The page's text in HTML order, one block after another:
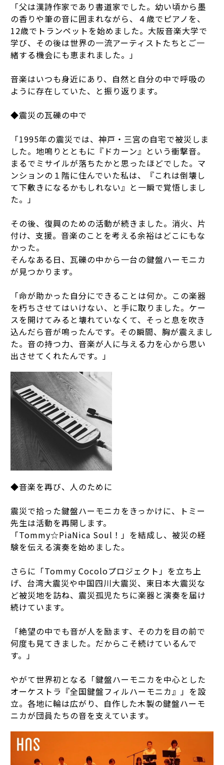
「父は漢詩作家であり書道家でした。幼い頃から墨
の香りや筆の音に囲まれながら、４歳でピアノを、
12歳でトランペットを始めました。大阪音楽大学で
学び、その後は世界の一流アーティストたちとご一
緒する機会にも恵まれました。」
音楽はいつも身近にあり、自然と自分の中で呼吸の
ように存在していた、と振り返ります。
◆震災の瓦礫の中で
「1995年の震災では、神戸・三宮の自宅で被災しま
した。地鳴りとともに『ドカーン』という衝撃音。
まるでミサイルが落ちたかと思ったほどでした。マ
ンションの１階に住んでいた私は、『これは倒壊し
て下敷きになるかもしれない』と一瞬で覚悟しまし
た。」
その後、復興のための活動が続きました。消火、片
付け、支援。音楽のことを考える余裕はどこにもな
かった。
そんなある日、瓦礫の中から一台の鍵盤ハーモニカ
が見つかります。
「命が助かった自分にできることは何か。この楽器
を朽ちさせてはいけない、と手に取りました。ケー
スを開けてみると壊れていなくて、そっと息を吹き
込んだら音が鳴ったんです。その瞬間、胸が震えまし
た。音の持つ力、音楽が人に与える力を心から思い
出させてくれたんです。」
◆音楽を再び、人のために
震災で拾った鍵盤ハーモニカをきっかけに、トミー
先生は活動を再開します。
「Tommy☆PiaNica Soul！」を結成し、被災の経
験を伝える演奏を始めました。
さらに「Tommy Cocoloプロジェクト」を立ち上
げ、台湾大震災や中国四川大震災、東日本大震災な
ど被災地を訪ね、震災孤児たちに楽器と演奏を届け
続けています。
「絶望の中でも音が人を励ます、その力を目の前で
何度も見てきました。だからこそ続けているんで
す。」
やがて世界初となる「鍵盤ハーモニカを中心とした
オーケストラ『全国鍵盤フィルハーモニカ』」を設
立。各地に輪は広がり、自作した木製の鍵盤ハーモ
ニカが団員たちの音を支えています。